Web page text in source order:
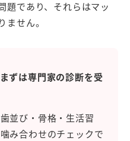
題であり、それらはマッ
ません。
ずは専門家の診断を受
並び・骨格・生活習
み合わせのチェックで